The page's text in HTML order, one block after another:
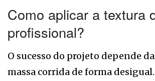
Como aplicar a textura
profissional?
O sucesso do projeto depende
massa corrida de forma